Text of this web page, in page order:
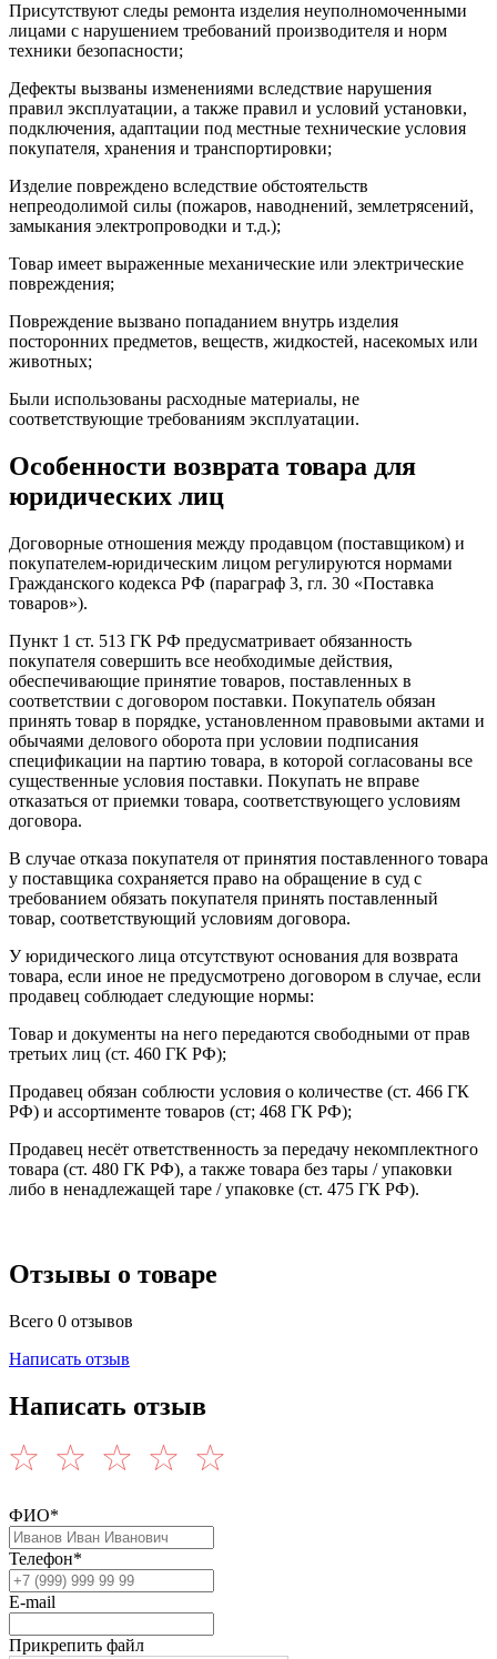
Присутствуют следы ремонта изделия неуполномоченными
лицами с нарушением требований производителя и норм
техники безопасности;
Дефекты вызваны изменениями вследствие нарушения
правил эксплуатации, а также правил и условий установки,
подключения, адаптации под местные технические условия
покупателя, хранения и транспортировки;
Изделие повреждено вследствие обстоятельств
непреодолимой силы (пожаров, наводнений, землетрясений,
замыкания электропроводки и т.д.);
Товар имеет выраженные механические или электрические
повреждения;
Повреждение вызвано попаданием внутрь изделия
посторонних предметов, веществ, жидкостей, насекомых или
животных;
Были использованы расходные материалы, не
соответствующие требованиям эксплуатации.
Особенности возврата товара для
юридических лиц
Договорные отношения между продавцом (поставщиком) и
покупателем-юридическим лицом регулируются нормами
Гражданского кодекса РФ (параграф 3, гл. 30 «Поставка
товаров»).
Пункт 1 ст. 513 ГК РФ предусматривает обязанность
покупателя совершить все необходимые действия,
обеспечивающие принятие товаров, поставленных в
соответствии с договором поставки. Покупатель обязан
принять товар в порядке, установленном правовыми актами и
обычаями делового оборота при условии подписания
спецификации на партию товара, в которой согласованы все
существенные условия поставки. Покупать не вправе
отказаться от приемки товара, соответствующего условиям
договора.
В случае отказа покупателя от принятия поставленного товара
у поставщика сохраняется право на обращение в суд с
требованием обязать покупателя принять поставленный
товар, соответствующий условиям договора.
У юридического лица отсутствуют основания для возврата
товара, если иное не предусмотрено договором в случае, если
продавец соблюдает следующие нормы:
Товар и документы на него передаются свободными от прав
третьих лиц (ст. 460 ГК РФ);
Продавец обязан соблюсти условия о количестве (ст. 466 ГК
РФ) и ассортименте товаров (ст; 468 ГК РФ);
Продавец несёт ответственность за передачу некомплектного
товара (ст. 480 ГК РФ), а также товара без тары / упаковки
либо в ненадлежащей таре / упаковке (ст. 475 ГК РФ).
Отзывы о товаре
Всего 0 отзывов
Написать отзыв
Написать отзыв
ФИО*
Телефон*
E-mail
Прикрепить файл